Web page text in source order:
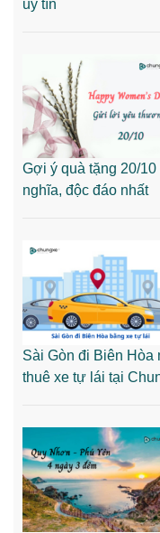
uy tín
Gợi ý quà tặng 20/
nghĩa, độc đáo nhất
Sài Gòn đi Biên Hòa
thuê xe tự lái tại